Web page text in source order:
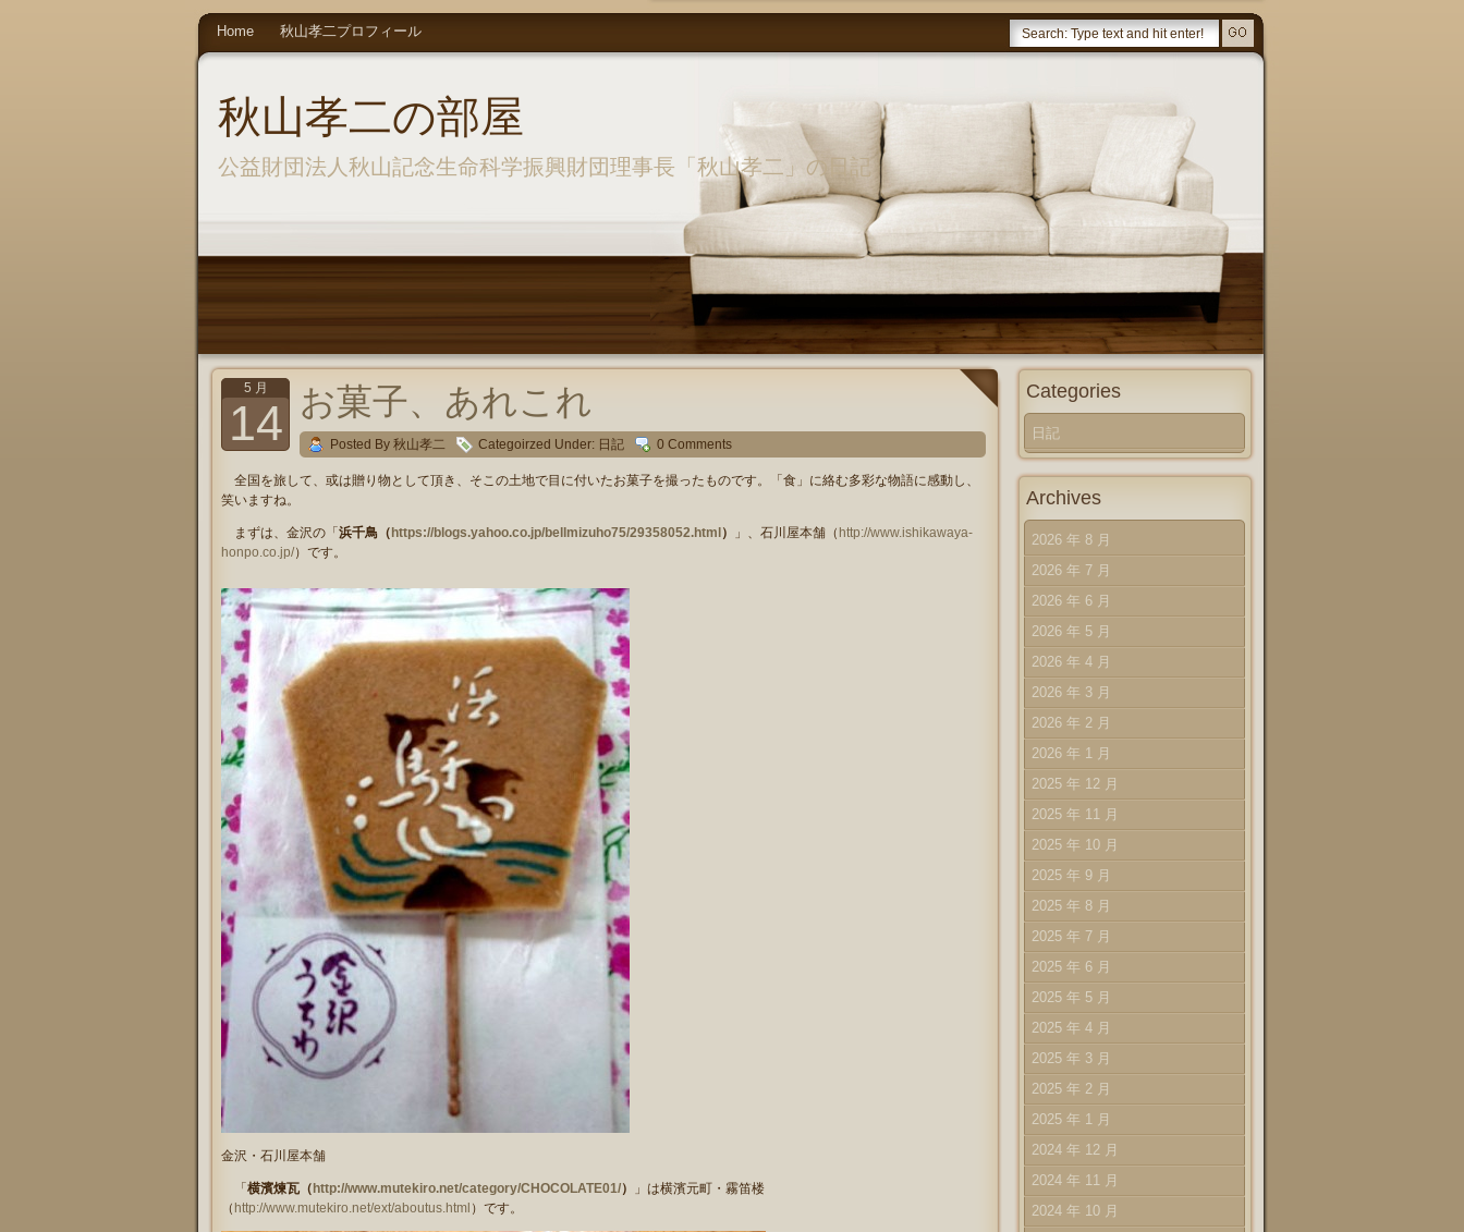
秋山孝二の部屋
公益財団法人秋山記念生命科学振興財団理事長「秋山孝二」の日記
Home 秋山孝二プロフィール
5 月
14 お菓子、あれこれ
Posted By 秋山孝二 Categoirzed Under: 日記 0 Comments
全国を旅して、或は贈り物として頂き、そこの土地で目に付いたお菓子を撮ったものです。「食」に絡む多彩な物語に感動し、
笑いますね。
まずは、金沢の「 浜千鳥（ https://blogs.yahoo.co.jp/bellmizuho75/29358052.html ） 」、石川屋本舗（ http://www.ishikawaya-
honpo.co.jp/）です。
金沢・石川屋本舗
「 横濱煉瓦（ http://www.mutekiro.net/category/CHOCOLATE01/）
」は横濱元町・霧笛楼
（ http://www.mutekiro.net/ext/aboutus.html ）です。
Categories
日記
Archives
2026 年 8 月
2026 年 7 月
2026 年 6 月
2026 年 5 月
2026 年 4 月
2026 年 3 月
2026 年 2 月
2026 年 1 月
2025 年 12 月
2025 年 11 月
2025 年 10 月
2025 年 9 月
2025 年 8 月
2025 年 7 月
2025 年 6 月
2025 年 5 月
2025 年 4 月
2025 年 3 月
2025 年 2 月
2025 年 1 月
2024 年 12 月
2024 年 11 月
2024 年 10 月